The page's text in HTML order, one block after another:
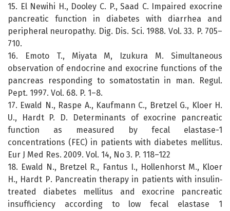
15. El Newihi H., Dooley C. P., Saad C. Impaired exocrine
pancreatic function in diabetes with diarrhea and
peripheral neuropathy. Dig. Dis. Sci. 1988. Vol. 33. P. 705–
710.
16. Emoto T., Miyata M, Izukura M. Simultaneous
observation of endocrine and exocrine functions of the
pancreas responding to somatostatin in man. Regul.
Pept. 1997. Vol. 68. P. 1–8.
17. Ewald N., Raspe A., Kaufmann C., Bretzel G., Kloer H.
U., Hardt P. D. Determinants of exocrine pancreatic
function as measured by fecal elastase-1
concentrations (FEC) in patients with diabetes mellitus.
Eur J Med Res. 2009. Vol. 14, No 3. P. 118–122
18. Ewald N., Bretzel R., Fantus I., Hollenhorst М., Kloer
Н., Hardt Р. Pancreatin therapy in patients with insulin‐
treated diabetes mellitus and exocrine pancreatic
insufficiency according to low fecal elastase 1